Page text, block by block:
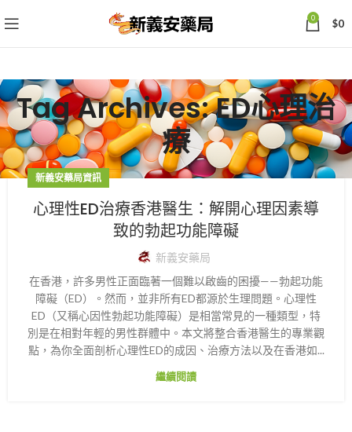
0 $0
Tag Archives: ED心理治
療
新義安藥局資訊
心理性ED治療香港醫生：解開心理因素導
致的勃起功能障礙
新義安藥局
在香港，許多男性正面臨著一個難以啟齒的困擾——勃起功能
障礙（ED）。然而，並非所有ED都源於生理問題。心理性
ED（又稱心因性勃起功能障礙）是相當常見的一種類型，特
別是在相對年輕的男性群體中。本文將整合香港醫生的專業觀
點，為你全面剖析心理性ED的成因、治療方法以及在香港如...
繼續閱讀